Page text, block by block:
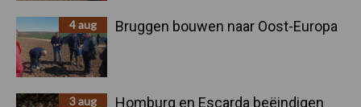
4 aug Bruggen bouwen naar Oost-Europa
3 aug
Homburg en Escarda beëindigen